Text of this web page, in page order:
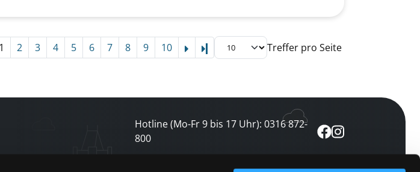
1 2 3 4 5 6 7 8 9 10 Letzte Seite Treffer pro Seite
Hotline (Mo-Fr 9 bis 17 Uhr): 0316 872-
800